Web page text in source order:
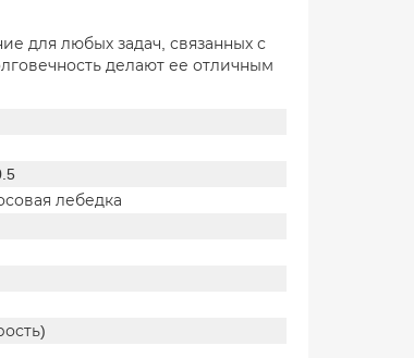
для любых задач, связанных с
делают ее отличным
лебедка